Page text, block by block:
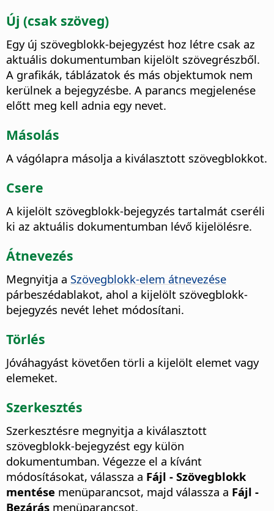
Új (csak szöveg)
Egy új szövegblokk-bejegyzést hoz létre csak az
aktuális dokumentumban kijelölt szövegrészből.
A grafikák, táblázatok és más objektumok nem
kerülnek a bejegyzésbe. A parancs megjelenése
előtt meg kell adnia egy nevet.
Másolás
A vágólapra másolja a kiválasztott szövegblokkot.
Csere
A kijelölt szövegblokk-bejegyzés tartalmát cseréli
ki az aktuális dokumentumban lévő kijelölésre.
Átnevezés
Megnyitja a Szövegblokk-elem átnevezése
párbeszédablakot, ahol a kijelölt szövegblokk-
bejegyzés nevét lehet módosítani.
Törlés
Jóváhagyást követően törli a kijelölt elemet vagy
elemeket.
Szerkesztés
Szerkesztésre megnyitja a kiválasztott
szövegblokk-bejegyzést egy külön
dokumentumban. Végezze el a kívánt
módosításokat, válassza a Fájl - Szövegblokk
mentése menüparancsot, majd válassza a Fájl -
Bezárás menüparancsot.